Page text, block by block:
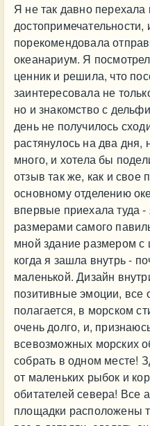
Я не так давно перехала
порекомендовала
океанариум. Я
ценник и решила, что
заинтересовала не
но и знакомство с
день не получилось
растянулось на два дня,
много, и хотела бы
отзыв так же, как и свое
основному отделению
впервые приехала туда
размерами самого
мной здание размером с
когда я зашла внутрь -
маленькой. Дизайн
позитивные эмоции, все
полагается, в морском
очень долго, и,
всевозможных морских
собрать в одном месте!
от маленьких рыбок и
обитателей севера! Все
площадки расположены